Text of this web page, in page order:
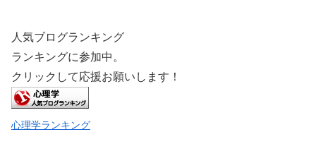
人気ブログランキング
ランキングに参加中。
クリックして応援お願いします！
心理学ランキング